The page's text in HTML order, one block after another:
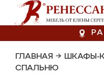
ГЛАВНАЯ → ШКАФЫ-
СПАЛЬНЮ